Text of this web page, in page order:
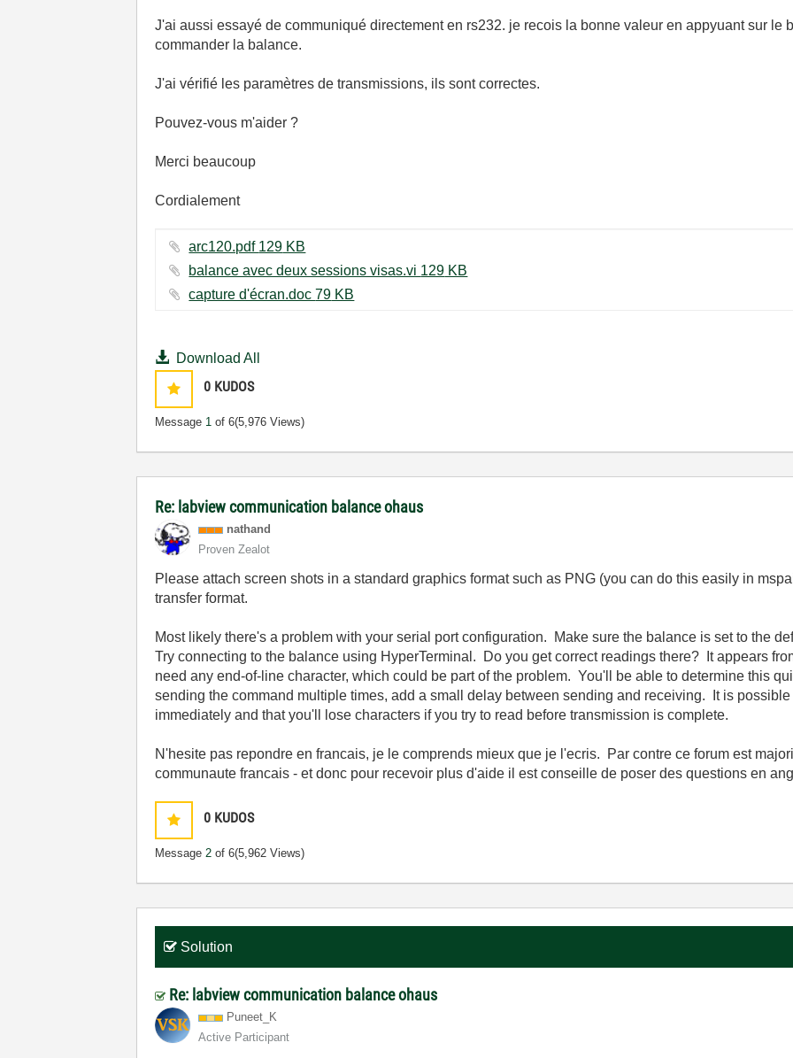
J'ai aussi essayé de communiqué directement en rs232. je recois la bonne valeur en appyuant sur le
commander la balance.
J'ai vérifié les paramètres de transmissions, ils sont correctes.
Pouvez-vous m'aider ?
Merci beaucoup
Cordialement
arc120.pdf ‏129 KB
balance avec deux sessions visas.vi ‏129 KB
capture d'écran.doc ‏79 KB
Download All
0 KUDOS
Message 1 of 6(5,976 Views)
Re: labview communication balance ohaus
nathand
Proven Zealot
Please attach screen shots in a standard graphics format such as PNG (you can do this easily in
transfer format.
Most likely there's a problem with your serial port configuration. Make sure the balance is set to the
Try connecting to the balance using HyperTerminal. Do you get correct readings there? It appears
need any end-of-line character, which could be part of the problem. You'll be able to determine this
sending the command multiple times, add a small delay between sending and receiving. It is
immediately and that you'll lose characters if you try to read before transmission is complete.
N'hesite pas repondre en francais, je le comprends mieux que je l'ecris. Par contre ce forum est
communaute francais - et donc pour recevoir plus d'aide il est conseille de poser des questions en
0 KUDOS
Message2 of 6(5,962 Views)
Solution
Re: labview communication balance ohaus
Puneet_K
Active Participant